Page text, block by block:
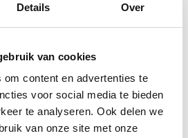
Details Over
van cookies
om content en advertenties te
voor social media te bieden
te analyseren. Ook delen we
van onze site met onze
FE Smart View Wallet Case in
cover. Dankzij het
venster zie je direct de tijd,
oproepen zonder de case te